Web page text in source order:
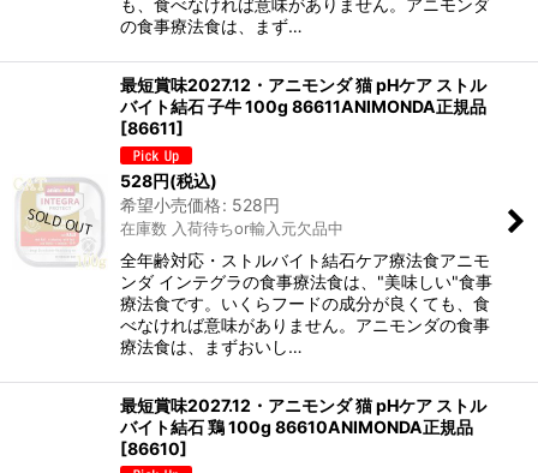
も、食べなければ意味がありません。アニモンダ
の食事療法食は、まず…
最短賞味2027.12・アニモンダ 猫 pHケア ストル
バイト結石 子牛 100g 86611ANIMONDA正規品
[86611]
528円(税込)
希望小売価格: 528円
在庫数 入荷待ちor輸入元欠品中
全年齢対応・ストルバイト結石ケア療法食アニモ
ンダ インテグラの食事療法食は、"美味しい"食事
療法食です。いくらフードの成分が良くても、食
べなければ意味がありません。アニモンダの食事
療法食は、まずおいし…
最短賞味2027.12・アニモンダ 猫 pHケア ストル
バイト結石 鶏 100g 86610ANIMONDA正規品
[86610]